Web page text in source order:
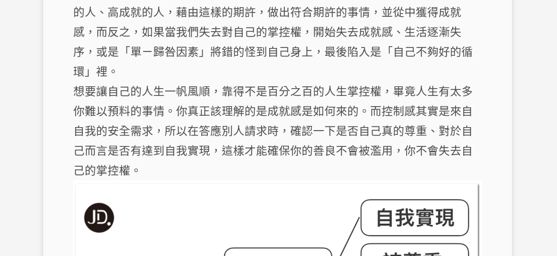
的人、高成就的人，藉由這樣的期許，做出符合期許的事情，並從中獲得成就
感，而反之，如果當我們失去對自己的掌控權，開始失去成就感、生活逐漸失
序，或是「單ㄧ歸咎因素」將錯的怪到自己身上，最後陷入是「自己不夠好的循
環」裡。
想要讓自己的人生一帆風順，靠得不是百分之百的人生掌控權，畢竟人生有太多
你難以預料的事情。你真正該理解的是成就感是如何來的。而控制感其實是來自
自我的安全需求，所以在答應別人請求時，確認一下是否自己真的尊重、對於自
己而言是否有達到自我實現，這樣才能確保你的善良不會被濫用，你不會失去自
己的掌控權。